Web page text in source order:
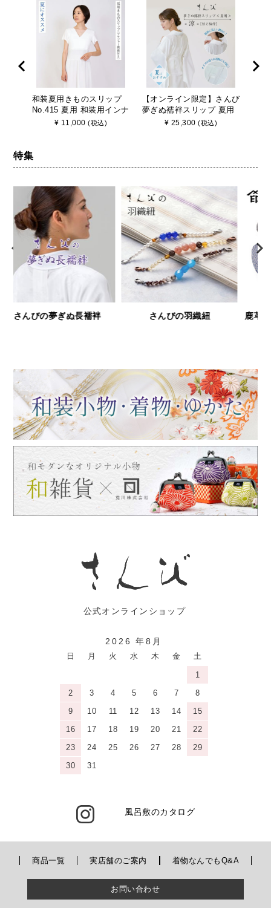
和装夏用きものスリップ
No.415 夏用 和装用インナ
ー さんび 日本製
¥ 11,000 (税込)
【オンライン限定】さんび
夢ぎぬ襦袢スリップ 夏用
≪涼≫ 東レセオα シルジ
¥ 25,300 (税込)
特集
鹿革と漆の財布＆小物「印傳
浅草文庫
2026 年8月
日 月 火 水 木 金 土
1
2
3 4 5 6 7
8
9
10 11 12 13 14
15
16
17 18 19 20 21
22
23
24 25 26 27 28
29
30
31
風呂敷のカタログ
商品一覧 実店舗のご案内 着物なんでもQ&A
お問い合わせ